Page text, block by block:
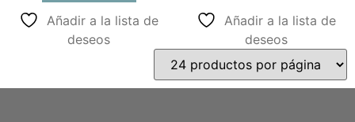
Añadir a la lista de
deseos
Añadir a la lista de
deseos